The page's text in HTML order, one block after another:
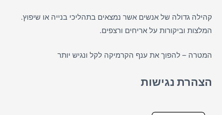
קהילה גדולה של אנשים אשר נמצאים בתהליכי בנייה או שיפוץ.
המלצות וביקורות על אריחים ורצפים.
המטרה – להפוך את ענף הקרמיקה לקל ונגיש יותר
הצהרת נגישות